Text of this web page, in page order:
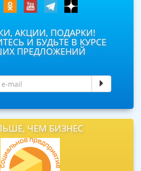
АКЦИИ, ПОДАРКИ!
И БУДЬТЕ В КУРСЕ
ПРЕДЛОЖЕНИЙ
ЧЕМ БИЗНЕС